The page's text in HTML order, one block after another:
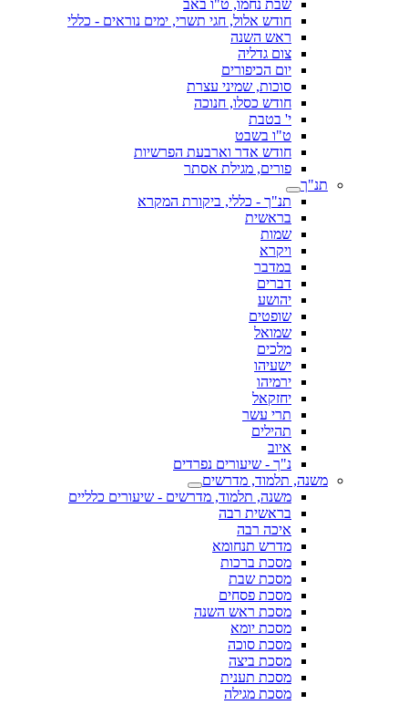
שבת נחמו, ט"ו באב
חודש אלול, חגי תשרי, ימים נוראים - כללי
ראש השנה
צום גדליה
יום הכיפורים
סוכות, שמיני עצרת
חודש כסלו, חנוכה
י' בטבת
ט"ו בשבט
חודש אדר וארבעת הפרשיות
פורים, מגילת אסתר
תנ"ך
תנ"ך - כללי, ביקורת המקרא
בראשית
שמות
ויקרא
במדבר
דברים
יהושע
שופטים
שמואל
מלכים
ישעיהו
ירמיהו
יחזקאל
תרי עשר
תהילים
איוב
נ"ך - שיעורים נפרדים
משנה, תלמוד, מדרשים
משנה, תלמוד, מדרשים - שיעורים כלליים
בראשית רבה
איכה רבה
מדרש תנחומא
מסכת ברכות
מסכת שבת
מסכת פסחים
מסכת ראש השנה
מסכת יומא
מסכת סוכה
מסכת ביצה
מסכת תענית
מסכת מגילה